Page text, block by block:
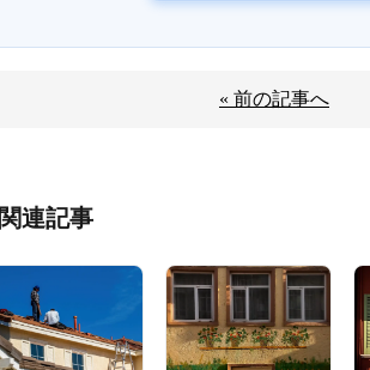
« 前の記事へ
関連記事